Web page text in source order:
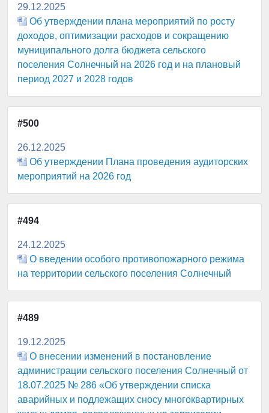
29.12.2025
Об утверждении плана мероприятий по росту
доходов, оптимизации расходов и сокращению
муниципального долга бюджета сельского
поселения Солнечный на 2026 год и на плановый
период 2027 и 2028 годов
#500
26.12.2025
Об утверждении Плана проведения аудиторских
мероприятий на 2026 год
#494
24.12.2025
О введении особого противопожарного режима
на территории сельского поселения Солнечный
#489
19.12.2025
О внесении изменений в постановление
администрации сельского поселения Солнечный от
18.07.2025 № 286 «Об утверждении списка
аварийных и подлежащих сносу многоквартирных